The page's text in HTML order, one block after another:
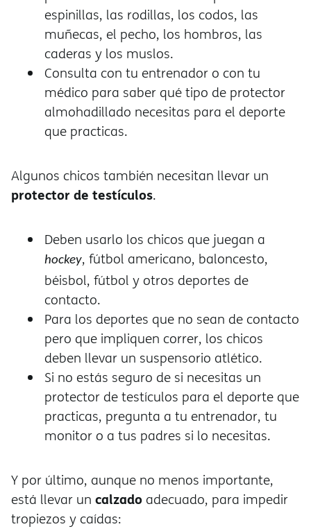
espinillas, las rodillas, los codos, las
muñecas, el pecho, los hombros, las
caderas y los muslos.
Consulta con tu entrenador o con tu
médico para saber qué tipo de protector
almohadillado necesitas para el deporte
que practicas.
Algunos chicos también necesitan llevar un
protector de testículos.
Deben usarlo los chicos que juegan a
hockey, fútbol americano, baloncesto,
béisbol, fútbol y otros deportes de
contacto.
Para los deportes que no sean de contacto
pero que impliquen correr, los chicos
deben llevar un suspensorio atlético.
Si no estás seguro de si necesitas un
protector de testículos para el deporte que
practicas, pregunta a tu entrenador, tu
monitor o a tus padres si lo necesitas.
Y por último, aunque no menos importante,
está llevar un calzado adecuado, para impedir
tropiezos y caídas: